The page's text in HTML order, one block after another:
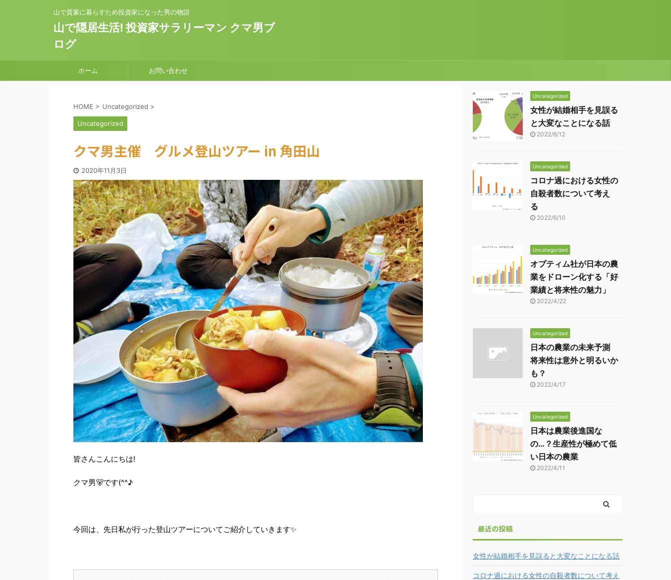
山で質素に暮らすため投資家になった男の物語
山で隠居生活! 投資家サラリーマン クマ男ブ
ログ
ホーム お問い合わせ
HOME > Uncategorized >
Uncategorized
クマ男主催 グルメ登山ツアー in 角田山
2020年11月3日
皆さんこんにちは!
クマ男🐻です(^^♪
今回は、先日私が行った登山ツアーについてご紹介していきます✨
Uncategorized
女性が結婚相手を見誤る
と大変なことになる話
2022/6/12
Uncategorized
コロナ過における女性の
自殺者数について考え
る
2022/6/10
Uncategorized
オプティム社が日本の農
業をドローン化する「好
業績と将来性の魅力」
2022/4/22
Uncategorized
日本の農業の未来予測
将来性は意外と明るいか
も？
2022/4/17
Uncategorized
日本は農業後進国な
の…？生産性が極めて低
い日本の農業
2022/4/11
最近の投稿
女性が結婚相手を見誤ると大変なことになる話
コロナ過における女性の自殺者数について考え